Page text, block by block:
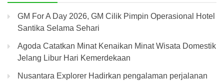
GM For A Day 2026, GM Cilik Pimpin Operasional Hotel
Santika Selama Sehari
Agoda Catatkan Minat Kenaikan Minat Wisata Domestik
Jelang Libur Hari Kemerdekaan
Nusantara Explorer Hadirkan pengalaman perjalanan